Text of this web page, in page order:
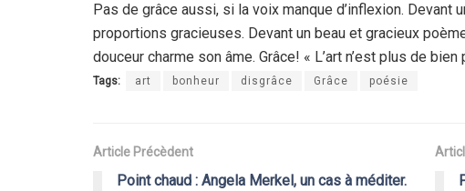
Pas de grâce aussi, si la voix manque d’inflexion.
proportions gracieuses. Devant un beau et gracieux
douceur charme son âme. Grâce! « L’art n’est plus de
Tags: art bonheur disgrâce Grâce poésie
Article Précèdent
Point chaud : Angela Merkel, un cas à méditer.